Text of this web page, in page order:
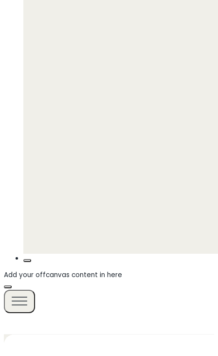
Add your offcanvas content in here